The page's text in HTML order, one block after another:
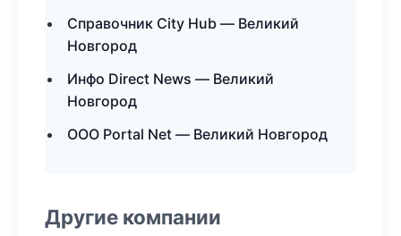
Справочник City Hub — Великий
Новгород
Инфо Direct News — Великий
Новгород
ООО Portal Net — Великий Новгород
Другие компании